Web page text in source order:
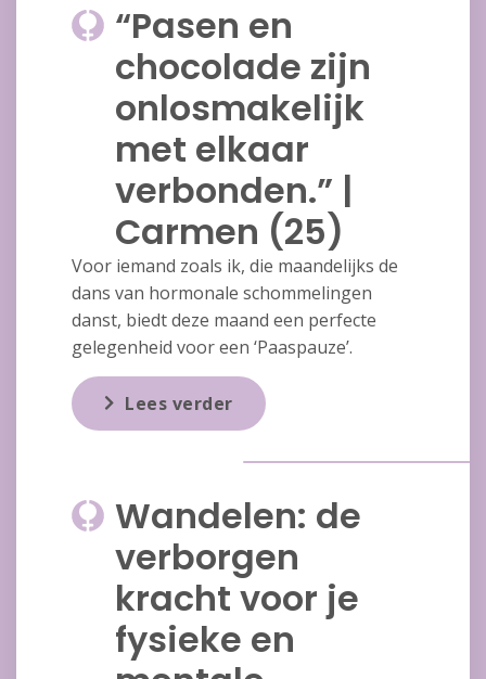
“Pasen en
chocolade zijn
onlosmakelijk
met elkaar
verbonden.” |
Carmen (25)
Voor iemand zoals ik, die maandelijks de
dans van hormonale schommelingen
danst, biedt deze maand een perfecte
gelegenheid voor een ‘Paaspauze’.
Lees verder
Wandelen: de
verborgen
kracht voor je
fysieke en